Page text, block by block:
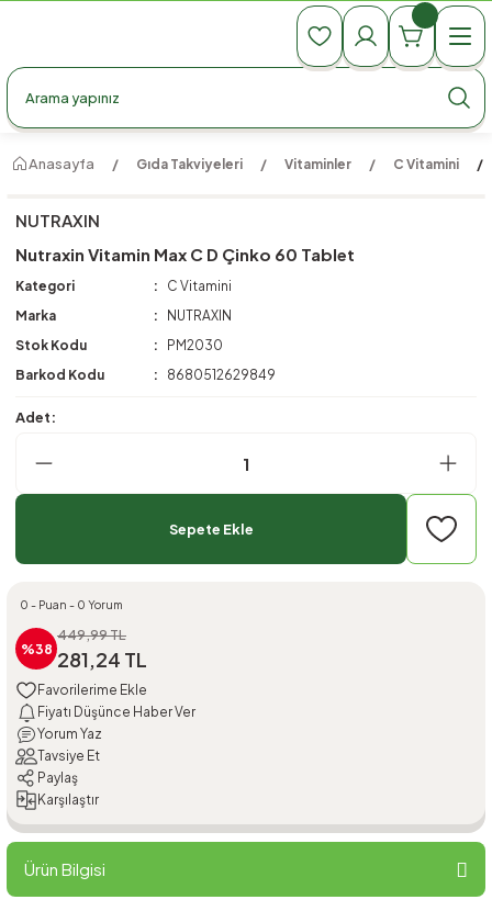
990 TL Üzeri Ücretsiz Kargo
990 TL Üzeri Ücretsiz Kargo
Anasayfa Gıda Takviyeleri Vitaminler C Vitamini
NUTRAXIN
Nutraxin Vitamin Max C D Çinko 60 Tablet
Kategori
C Vitamini
Marka
NUTRAXIN
Stok Kodu
PM2030
Barkod Kodu
8680512629849
Adet:
Sepete Ekle
0 - Puan - 0 Yorum
%38
449,99 TL
281,24 TL
Fiyatı Düşünce Haber Ver
Yorum Yaz
Tavsiye Et
Paylaş
Karşılaştır
Ürün Bilgisi